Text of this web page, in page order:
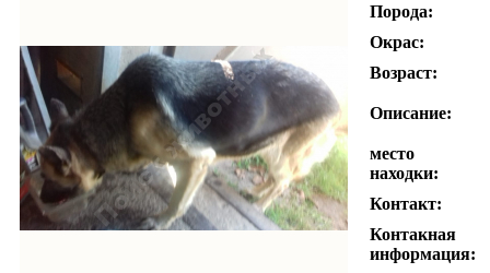
Порода:
Окрас:
Возраст:
Описание:
место
находки:
Контакт:
Контакная
информация: